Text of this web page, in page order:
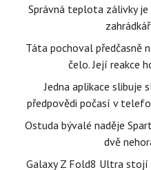
Správná teplota zálivky
Táta pochoval předčasně
čelo. Její reakce
Jedna aplikace slibuje
předpovědi počasí v
Ostuda bývalé naděje
dvě
Galaxy Z Fold8 Ultra